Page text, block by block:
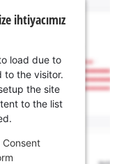
ihtiyacımız
load due to
to the visitor.
the site
to the list
Consent